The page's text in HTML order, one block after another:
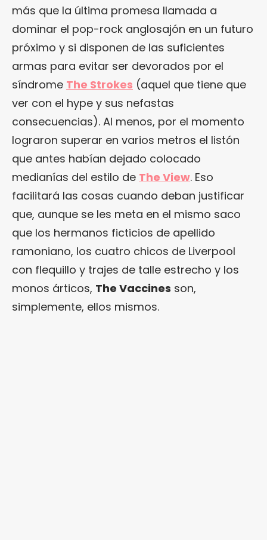
más que la última promesa llamada a
dominar el pop-rock anglosajón en un futuro
próximo y si disponen de las suficientes
armas para evitar ser devorados por el
síndrome The Strokes (aquel que tiene que
ver con el hype y sus nefastas
consecuencias). Al menos, por el momento
lograron superar en varios metros el listón
que antes habían dejado colocado
medianías del estilo de The View. Eso
facilitará las cosas cuando deban justificar
que, aunque se les meta en el mismo saco
que los hermanos ficticios de apellido
ramoniano, los cuatro chicos de Liverpool
con flequillo y trajes de talle estrecho y los
monos árticos, The Vaccines son,
simplemente, ellos mismos.